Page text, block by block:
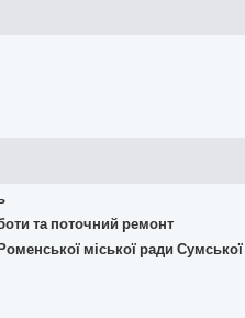
та поточний ремонт
міської ради Сумської